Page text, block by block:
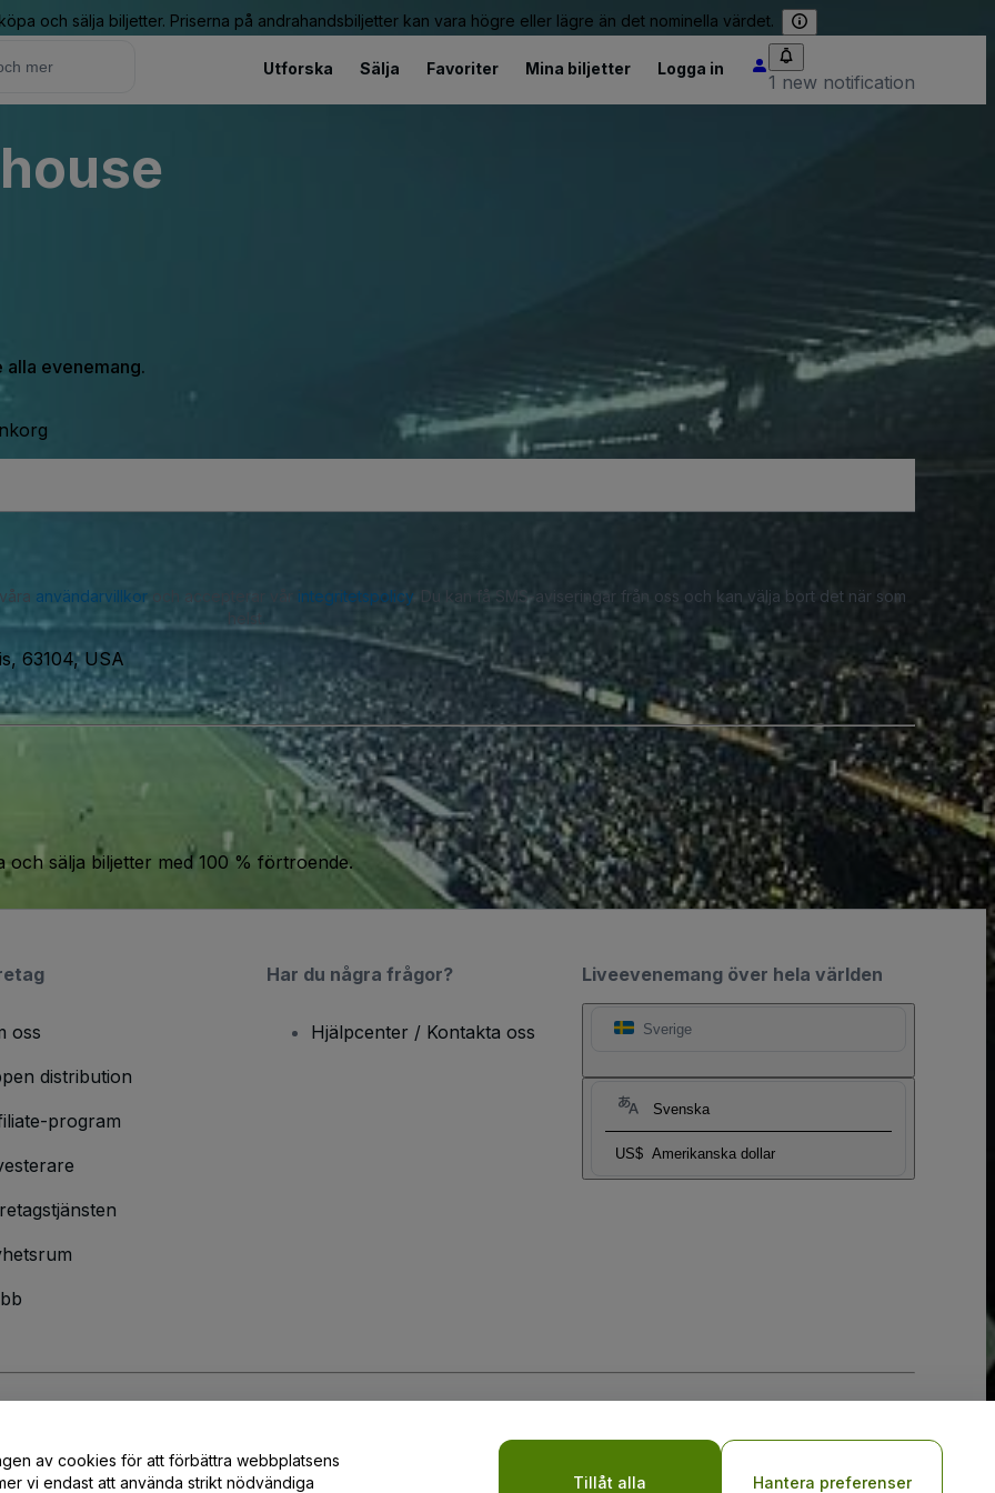
och sälja biljetter. Priserna på andrahandsbiljetter kan vara högre eller lägre än det nominella värdet.
Utforska Sälja Favoriter Mina biljetter Logga in
1 new notification
alla evenemang.
användarvillkoroch accepterar vår integritetspolicy. Du kan få SMS-aviseringar från oss och kan välja bort det när som
helst.
63104, USA
sälja biljetter med 100 % förtroende.
Liveevenemang över hela världen
Sverige
Svenska
US$ Amerikanska dollar
oss
distribution
program
Har du några frågor?
Hjälpcenter / Kontakta oss
mobilsekretesspolicy
av cookies för att förbättra webbplatsens
vi endast att använda strikt nödvändiga
Tillåt alla Hantera preferenser